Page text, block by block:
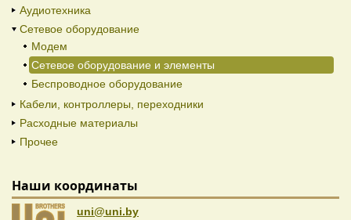
Аудиотехника
Сетевое оборудование
Модем
Сетевое оборудование и элементы
Беспроводное оборудование
Кабели, контроллеры, переходники
Расходные материалы
Прочее
Наши координаты
uni@uni.by